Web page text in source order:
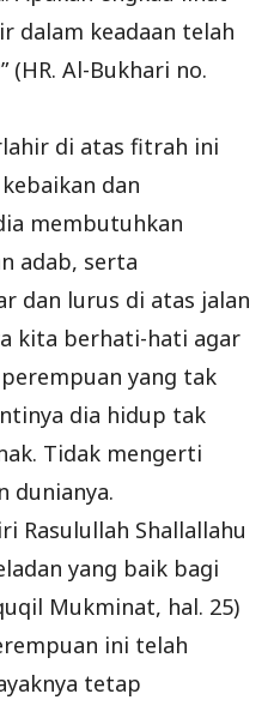
dalam keadaan telah
(HR. Al-Bukhari no.
di atas fitrah ini
dan
membutuhkan
adab, serta
dan lurus di atas jalan
kita berhati-hati agar
yang tak
dia hidup tak
Tidak mengerti
dunianya.
Rasulullah Shallallahu
yang baik bagi
Mukminat, hal. 25)
ini telah
tetap